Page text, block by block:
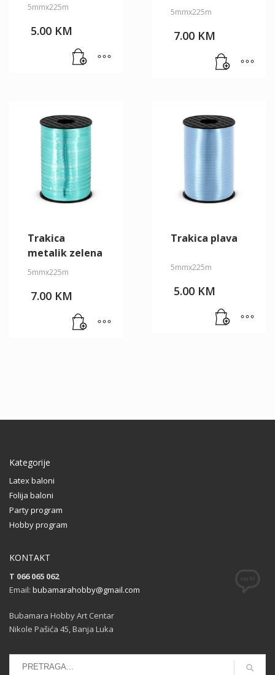
5mmx225m
5.00 KM
5mmx225m
7.00 KM
Trakica
metalik zelena
5mmx225m
7.00 KM
Trakica plava
5mmx225m
5.00 KM
Kategorije
Latex baloni
Folija baloni
Party program
Hobby program
KONTAKT
T 066 065 062
Email: bubamarahobby@gmail.com
Bubamara Hobby Art Centar
Nikole Pašića 45, Banja Luka